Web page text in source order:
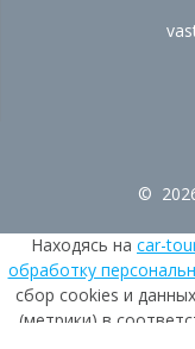
©
Находясь на car-
обработку
сбор cookies и
(метрики) в